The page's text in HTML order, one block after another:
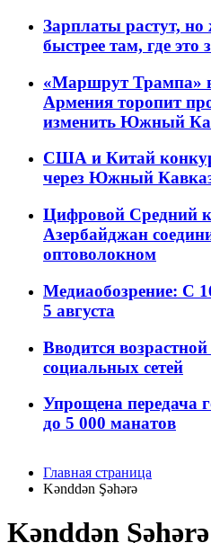
Зарплаты растут,
быстрее там, где это
«Маршрут Трампа»
Армения торопит
изменить Южный
США и Китай
через Южный
Цифровой Средний
Азербайджан
оптоволокном
Медиаобозрение: С
5 августа
Вводится
социальных сетей
Упрощена передача
до 5 000 манатов
Главная страница
Kənddən Şəhərə
Kənddən Şəhərə